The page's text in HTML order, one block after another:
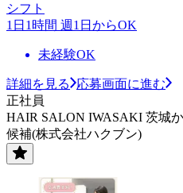
シフト
1日1時間 週1日からOK
未経験OK
詳細を見る
応募画面に進む
正社員
HAIR SALON IWASAKI 茨城
候補(株式会社ハクブン)